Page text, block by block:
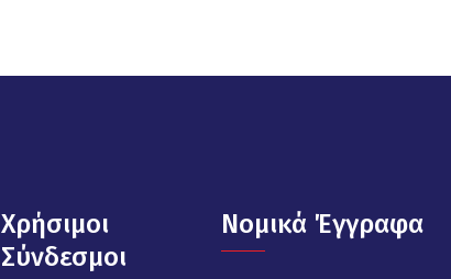
Χρήσιμοι
Σύνδεσμοι
Νομικά Έγγραφα